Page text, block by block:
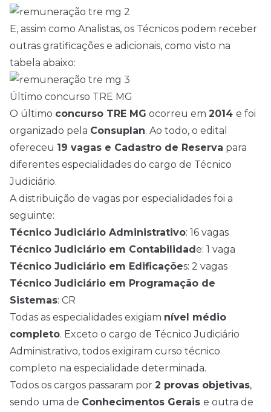
E, assim como Analistas, os Técnicos podem receber
outras gratificações e adicionais, como visto na
tabela abaixo:
Último concurso TRE MG
O último concurso TRE MG ocorreu em 2014 e foi
organizado pela Consuplan. Ao todo, o edital
ofereceu 19 vagas e Cadastro de Reserva para
diferentes especialidades do cargo de Técnico
Judiciário.
A distribuição de vagas por especialidades foi a
seguinte:
Técnico Judiciário Administrativo: 16 vagas
Técnico Judiciário em Contabilidade: 1 vaga
Técnico Judiciário em Edificações: 2 vagas
Técnico Judiciário em Programação de
Sistemas: CR
Todas as especialidades exigiam nível médio
completo. Exceto o cargo de Técnico Judiciário
Administrativo, todos exigiram curso técnico
completo na especialidade determinada.
Todos os cargos passaram por 2 provas objetivas,
sendo uma de Conhecimentos Gerais e outra de